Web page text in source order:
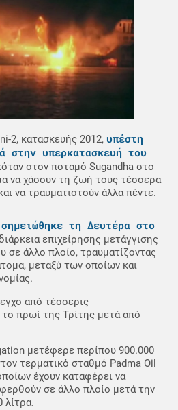
2, κατασκευής 2012, υπέστη
στην υπερκατασκευή του
στον ποταμό Sugandha στο
να χάσουν τη ζωή τους τέσσερα
να τραυματιστούν άλλα πέντε.
τη Δευτέρα στο
επιχείρησης μετάγγισης
σε άλλο πλοίο, τραυματίζοντας
μεταξύ των οποίων και
από τέσσερις
πρωί της Τρίτης μετά από
μετέφερε περίπου 900.000
τερματικό σταθμό Padma Oil
έχουν καταφέρει να
σε άλλο πλοίο μετά την
λίτρα.